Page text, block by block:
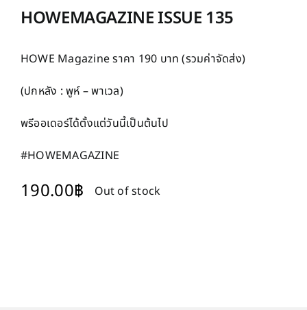
HOWEMAGAZINE ISSUE 135
HOWE Magazine ราคา 190 บาท (รวมค่าจัดส่ง)
(ปกหลัง : พูห์ – พาเวล)
พรีออเดอร์ได้ตั้งแต่วันนี้เป็นต้นไป
#HOWEMAGAZINE
190.00฿ Out of stock